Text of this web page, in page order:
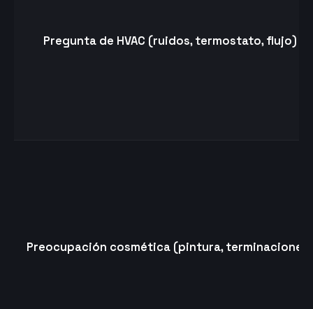
Pregunta de HVAC (ruidos, termostato, flujo)
Preocupación cosmética (pintura, terminaciones)